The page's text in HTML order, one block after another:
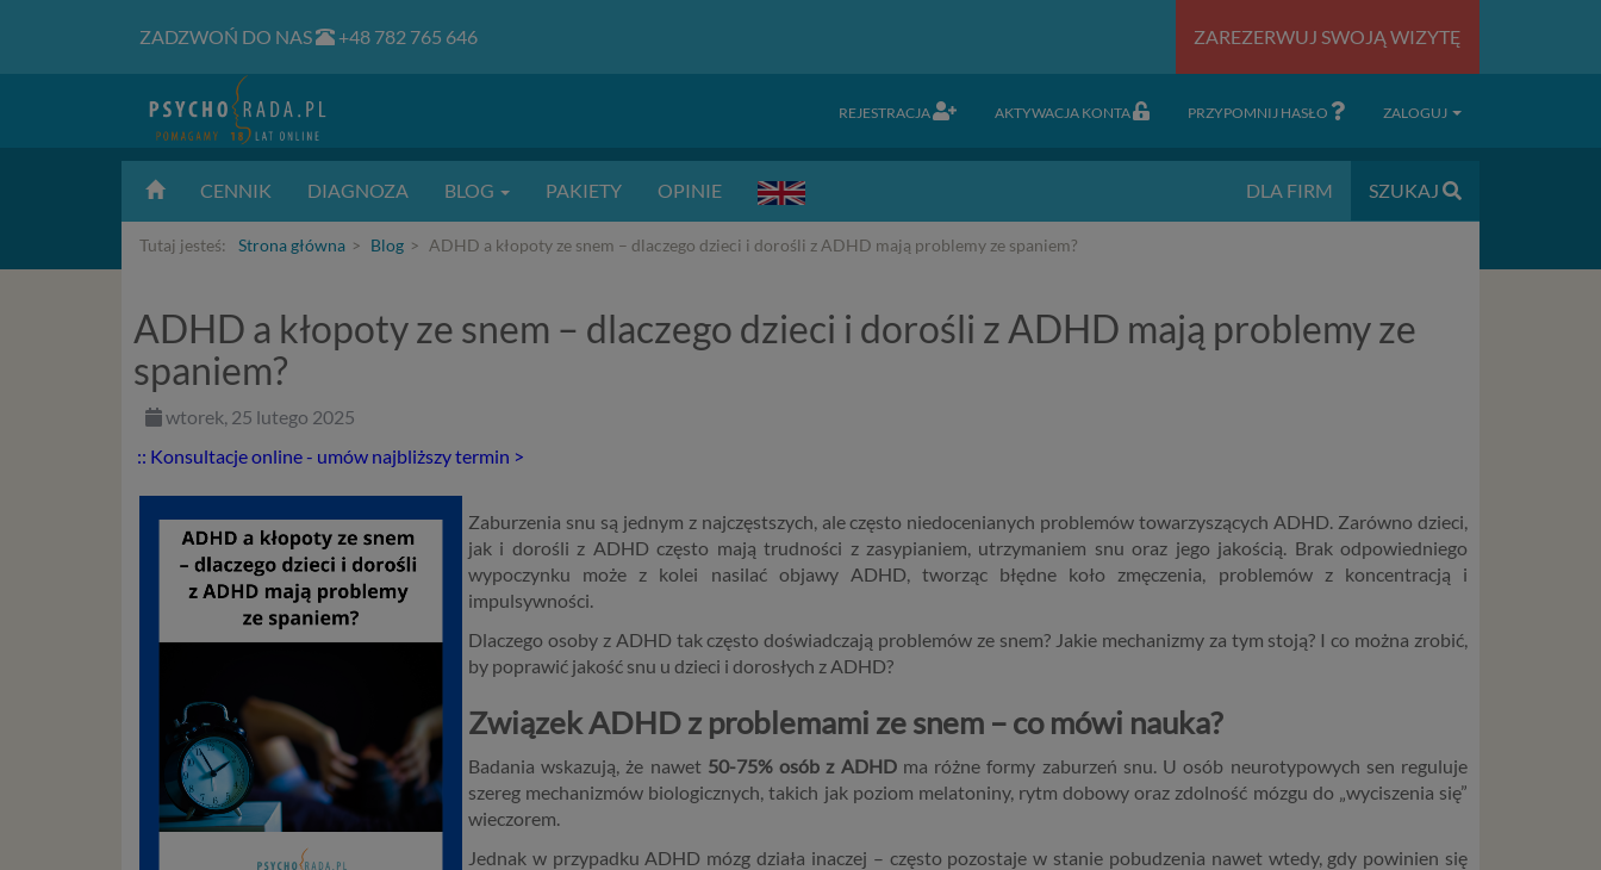
ZADZWOŃ DO NAS +48 782 765 646 ZAREZERWUJ SWOJĄ WIZYTĘ
REJESTRACJA AKTYWACJA KONTA PRZYPOMNIJ HASŁO ZALOGUJ
CENNIK DIAGNOZA BLOG PAKIETY OPINIE DLA FIRM SZUKAJ
Tutaj jesteś: Strona główna Blog ADHD a kłopoty ze snem – dlaczego dzieci i dorośli z ADHD mają problemy ze spaniem?
ADHD a kłopoty ze snem – dlaczego dzieci i dorośli z ADHD mają problemy ze
spaniem?
wtorek, 25 lutego 2025
:: Konsultacje online - umów najbliższy termin >
Zaburzenia snu są jednym z najczęstszych, ale często niedocenianych problemów towarzyszących ADHD. Zarówno dzieci,
jak i dorośli z ADHD często mają trudności z zasypianiem, utrzymaniem snu oraz jego jakością. Brak odpowiedniego
wypoczynku może z kolei nasilać objawy ADHD, tworząc błędne koło zmęczenia, problemów z koncentracją i
impulsywności.
Dlaczego osoby z ADHD tak często doświadczają problemów ze snem? Jakie mechanizmy za tym stoją? I co można zrobić,
by poprawić jakość snu u dzieci i dorosłych z ADHD?
Związek ADHD z problemami ze snem – co mówi nauka?
Badania wskazują, że nawet 50-75% osób z ADHDma różne formy zaburzeń snu. U osób neurotypowych sen reguluje
szereg mechanizmów biologicznych, takich jak poziom melatoniny, rytm dobowy oraz zdolność mózgu do „wyciszenia się”
wieczorem.
Jednak w przypadku ADHD mózg działa inaczej – często pozostaje w stanie pobudzenia nawet wtedy, gdy powinien się